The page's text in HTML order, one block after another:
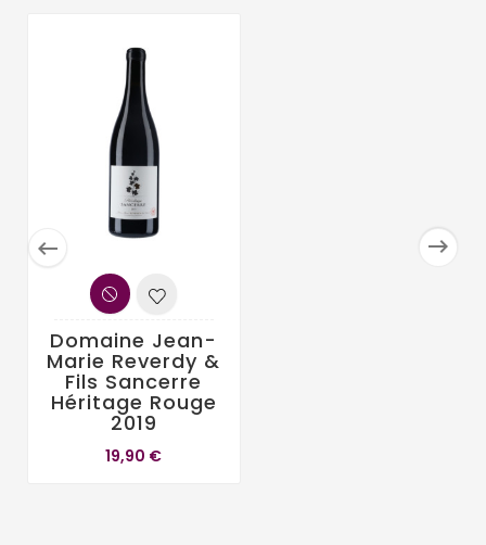
 
Domaine Jean-
Marie Reverdy &
Fils Sancerre
Héritage Rouge
2019
19,90 €